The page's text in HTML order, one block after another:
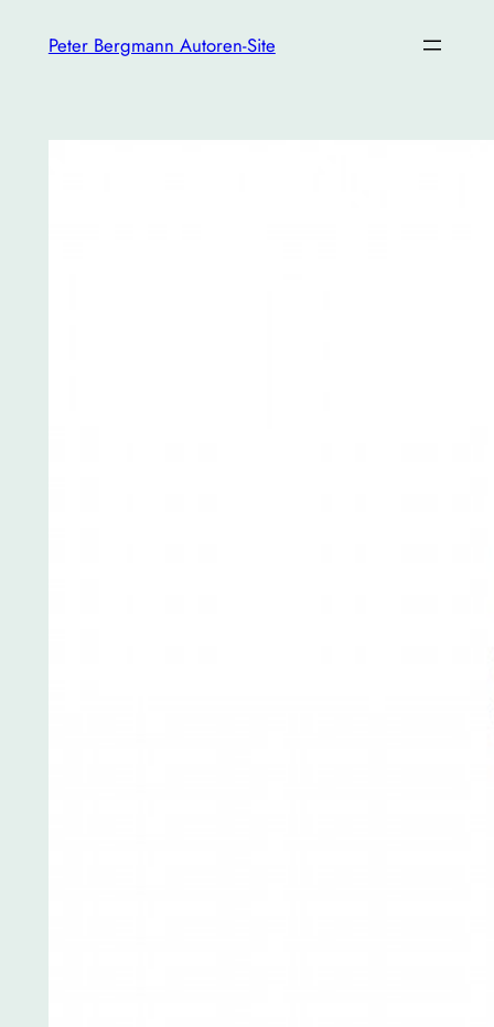
InhaltPeter Bergmann Autoren-Site